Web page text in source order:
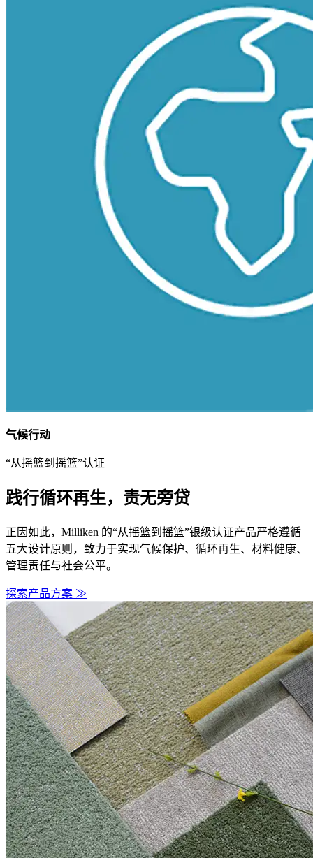
气候行动
“从摇篮到摇篮”认证
践行循环再生，责无旁贷
正因如此，Milliken 的“从摇篮到摇篮”银级认证产品严格遵循
五大设计原则，致力于实现气候保护、循环再生、材料健康、
管理责任与社会公平。
探索产品方案 ≫